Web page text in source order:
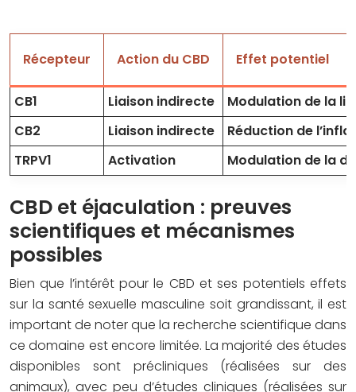
Récepteur Action du CBD Effet potentiel
CB1 Liaison indirecte
Modulation de la
CB2
Liaison indirecte
Réduction de
TRPV1
Activation Modulation de la
CBD et éjaculation : preuves
scientifiques et mécanismes
possibles
Bien que l’intérêt pour le CBD et ses potentiels effets
sur la santé sexuelle masculine soit grandissant, il est
important de noter que la recherche scientifique dans
ce domaine est encore limitée. La majorité des études
disponibles sont précliniques (réalisées sur des
animaux), avec peu d’études cliniques (réalisées sur